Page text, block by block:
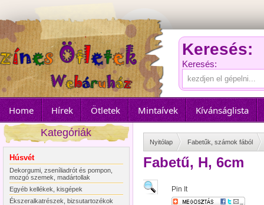
Keresés:
Keresés:
Home Hírek Ötletek Mintaívek
Kívánságlista
Kategóriák
Húsvét
Dekorgumi, zseníliadrót és pompon,
mozgó szemek, madártollak
Egyéb kellékek, kisgépek
Ékszeralkatrészek, bizsutartozékok
Nyitólap Fabetűk, számok fából
Fabetű, H, 6cm
Pin It